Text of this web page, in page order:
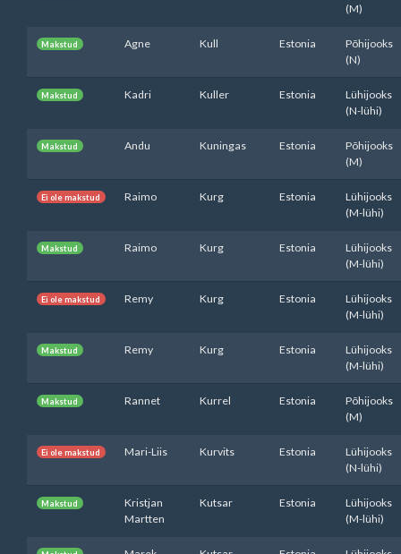
(M)
Makstud Agne Kull Estonia
Põhijooks
(N)
Makstud Kadri Kuller Estonia
Lühijooks
(N-lühi)
Makstud Andu Kuningas Estonia
Põhijooks
(M)
Ei ole makstud Raimo Kurg Estonia
Lühijooks
(M-lühi)
Makstud Raimo Kurg Estonia
Lühijooks
(M-lühi)
Ei ole makstud Remy Kurg Estonia
Lühijooks
(M-lühi)
Makstud Remy Kurg Estonia
Lühijooks
(M-lühi)
Makstud Rannet Kurrel Estonia
Põhijooks
(M)
Ei ole makstud Mari-Liis Kurvits Estonia
Lühijooks
(N-lühi)
Makstud
Kristjan
Martten
Kutsar Estonia
Lühijooks
(M-lühi)